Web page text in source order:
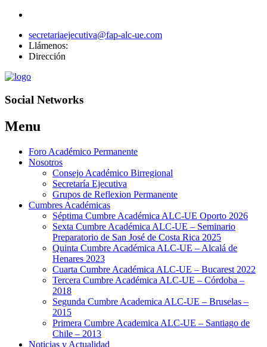
secretariaejecutiva@fap-alc-ue.com
Llámenos:
Dirección
Social Networks
Menu
Skip
Foro Académico Permanente
Nosotros
Consejo Académico Birregional
Secretaría Ejecutiva
Grupos de Reflexion Permanente
Cumbres Académicas
Séptima Cumbre Académica ALC-UE Oporto 2026
Sexta Cumbre Académica ALC-UE – Seminario
Preparatorio de San José de Costa Rica 2025
Quinta Cumbre Académica ALC-UE – Alcalá de
Henares 2023
Cuarta Cumbre Académica ALC-UE – Bucarest 2022
Tercera Cumbre Académica ALC-UE – Córdoba –
2018
Segunda Cumbre Academica ALC-UE – Bruselas –
2015
Primera Cumbre Academica ALC-UE – Santiago de
Chile – 2013
Noticias y Actualidad